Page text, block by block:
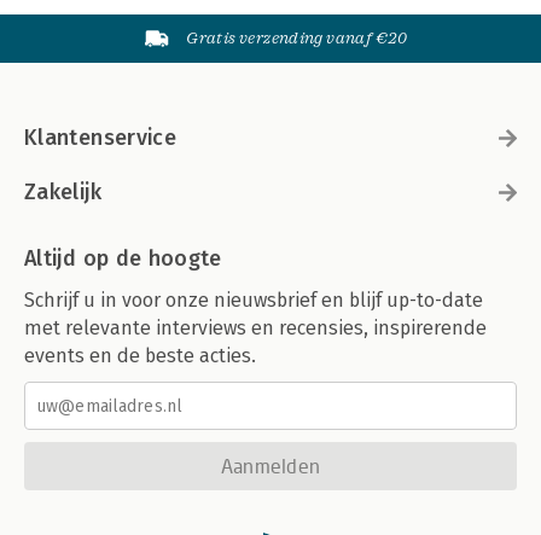
Gratis verzending vanaf €20
Klantenservice
Zakelijk
Altijd op de hoogte
Schrijf u in voor onze nieuwsbrief en blijf up-to-date
met relevante interviews en recensies, inspirerende
events en de beste acties.
Aanmelden